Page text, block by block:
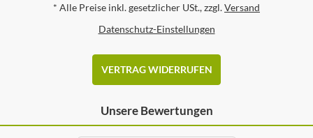
* Alle Preise inkl. gesetzlicher USt., zzgl.Versand
Datenschutz-Einstellungen
VERTRAG WIDERRUFEN
Unsere Bewertungen